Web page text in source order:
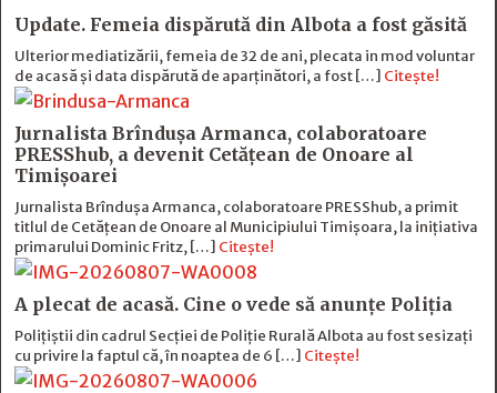
Update. Femeia dispărută din Albota a fost găsită
Ulterior mediatizării, femeia de 32 de ani, plecata in mod voluntar
de acasă și data dispărută de aparținători, a fost […] Citește!
Jurnalista Brîndușa Armanca, colaboratoare
PRESShub, a devenit Cetățean de Onoare al
Timișoarei
Jurnalista Brîndușa Armanca, colaboratoare PRESShub, a primit
titlul de Cetățean de Onoare al Municipiului Timișoara, la inițiativa
primarului Dominic Fritz, […] Citește!
A plecat de acasă. Cine o vede să anunțe Poliția
Polițiștii din cadrul Secției de Poliție Rurală Albota au fost sesizați
cu privire la faptul că, în noaptea de 6 […] Citește!